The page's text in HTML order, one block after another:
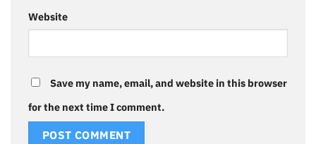
Website
Save my name, email, and website in this browser
for the next time I comment.